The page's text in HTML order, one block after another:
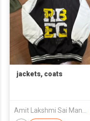
jackets, coats